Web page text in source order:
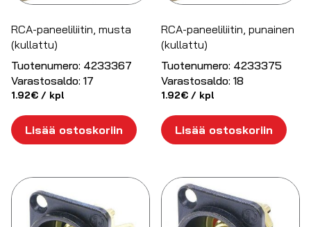
RCA-paneeliliitin, musta
(kullattu)
Tuotenumero: 4233367
Varastosaldo: 17
1.92€ / kpl
Lisää ostoskoriin
RCA-paneeliliitin, punainen
(kullattu)
Tuotenumero: 4233375
Varastosaldo: 18
1.92€ / kpl
Lisää ostoskoriin